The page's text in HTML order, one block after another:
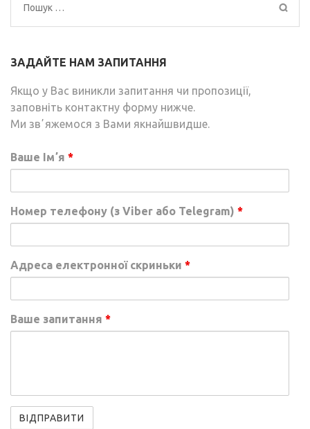
Пошук:
ЗАДАЙТЕ НАМ ЗАПИТАННЯ
Якщо у Вас виникли запитання чи пропозиції,
заповніть контактну форму нижче.
Ми звʼяжемося з Вами якнайшвидше.
Ваше Імʼя *
Номер телефону (з Viber або Telegram) *
Адреса електронної скриньки *
Ваше запитання *